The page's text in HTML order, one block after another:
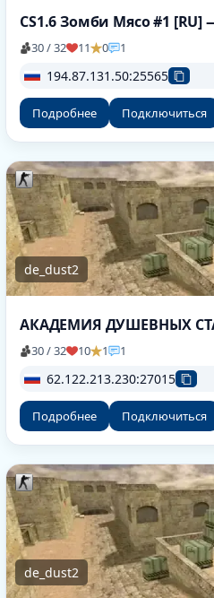
CS1.6 Зомби Мясо #1 [RU]
30 / 32 11 0 1
194.87.131.50:25565
Подробнее Подключиться
de_dust2
АКАДЕМИЯ ДУШЕВНЫХ
30 / 32 10 1 1
62.122.213.230:27015
Подробнее Подключиться
de_dust2